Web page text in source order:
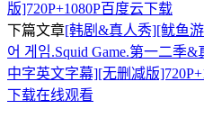
版]720P+1080P百度云下载
下篇文章[韩剧&真人秀][鱿鱼
어 게임.Squid Game.第一二季
中字英文字幕][无删减版
下载在线观看